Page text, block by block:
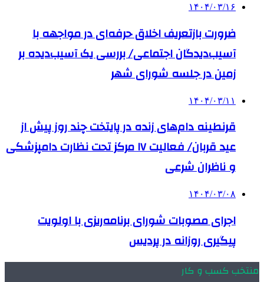
۱۴۰۴/۰۳/۱۶
ضرورت بازتعریف اخلاق حرفه‌ای در مواجهه با
آسیب‌دیدگان اجتماعی/ بررسی یک آسیب‌دیده بر
زمین در جلسه شورای شهر
۱۴۰۴/۰۳/۱۱
قرنطینه دام‌های زنده در پایتخت چند روز پیش از
عید قربان/ فعالیت ۱۷ مرکز تحت نظارت دامپزشکی
و ناظران شرعی
۱۴۰۴/۰۳/۰۸
اجرای مصوبات شورای برنامه‌ریزی با اولویت
پیگیری روزانه در پردیس
منتخب کسب و کار